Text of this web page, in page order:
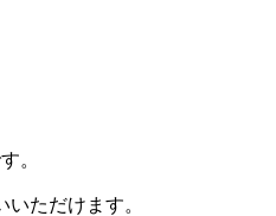
。
ただけます。